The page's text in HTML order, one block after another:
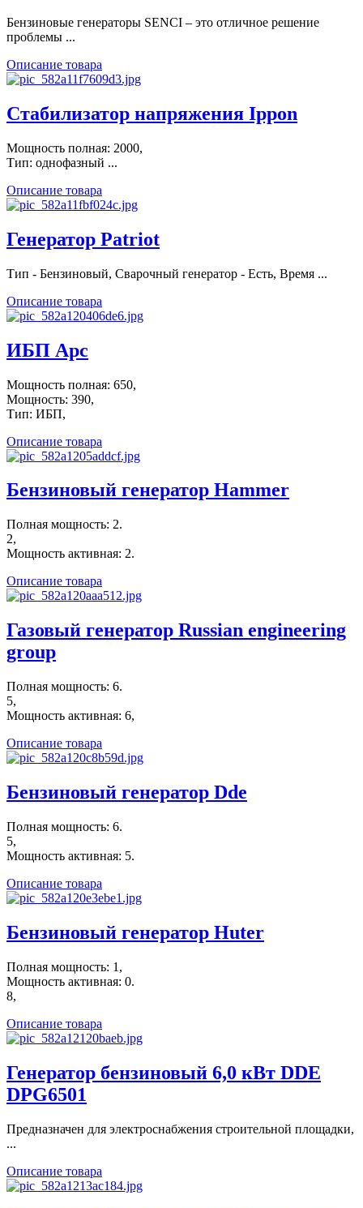
Бензиновые генераторы SENCI – это отличное решение
проблемы ...
Описание товара
Стабилизатор напряжения Ippon
Мощность полная: 2000,
Тип: однофазный ...
Описание товара
Генератор Patriot
Тип - Бензиновый, Сварочный генератор - Есть, Время ...
Описание товара
ИБП Apc
Мощность полная: 650,
Мощность: 390,
Тип: ИБП,
Описание товара
Бензиновый генератор Hammer
Полная мощность: 2.
2,
Мощность активная: 2.
Описание товара
Газовый генератор Russian engineering
group
Полная мощность: 6.
5,
Мощность активная: 6,
Описание товара
Бензиновый генератор Dde
Полная мощность: 6.
5,
Мощность активная: 5.
Описание товара
Бензиновый генератор Huter
Полная мощность: 1,
Мощность активная: 0.
8,
Описание товара
Генератор бензиновый 6,0 кВт DDE
DPG6501
Предназначен для электроснабжения строительной площадки,
...
Описание товара